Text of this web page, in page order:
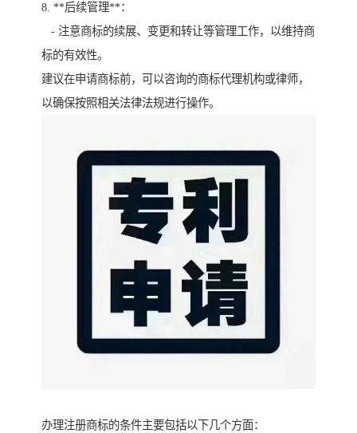
8. **后续管理**：
- 注意商标的续展、变更和转让等管理工作，以维持商
标的有效性。
建议在申请商标前，可以咨询的商标代理机构或律师，
以确保按照相关法律法规进行操作。
办理注册商标的条件主要包括以下几个方面：